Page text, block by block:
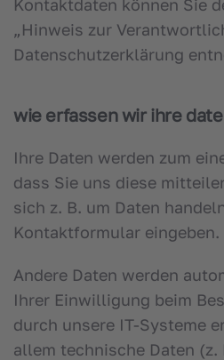
Kontaktdaten können Sie
„Hinweis zur
Datenschutzerklärung
wie erfassen wir ihre
Ihre Daten werden zum
dass Sie uns diese
sich z. B. um Daten
Kontaktformular eingeben.
Andere Daten werden
Ihrer Einwilligung beim
durch unsere IT-Systeme
allem technische Daten